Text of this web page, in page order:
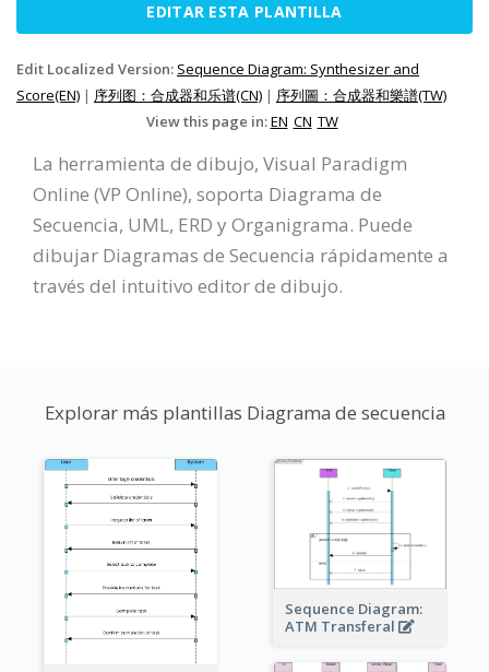
EDITAR ESTA PLANTILLA
Edit Localized Version: Sequence Diagram: Synthesizer and
Score(EN) | 序列图：合成器和乐谱(CN) | 序列圖：合成器和樂譜(TW)
View this page in:EN CN TW
La herramienta de dibujo, Visual Paradigm
Online (VP Online), soporta Diagrama de
Secuencia, UML, ERD y Organigrama. Puede
dibujar Diagramas de Secuencia rápidamente a
través del intuitivo editor de dibujo.
Explorar más plantillas Diagrama de secuencia
Sequence Diagram:
ATM Transferal